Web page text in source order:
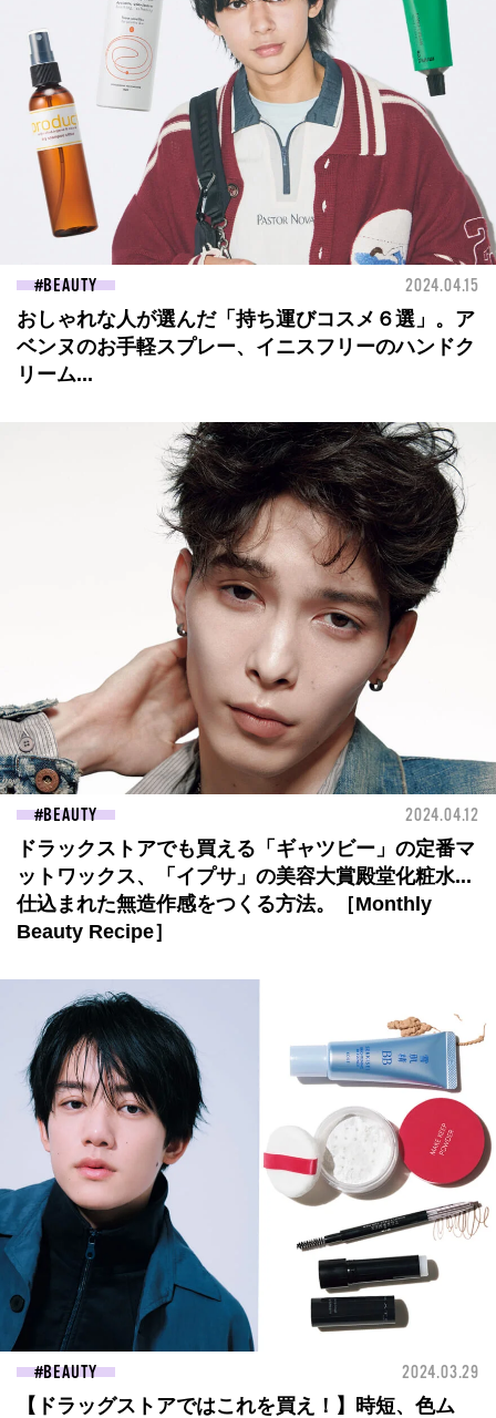
BEAUTY 2024.04.15
おしゃれな人が選んだ「持ち運びコスメ６選」。ア
ベンヌのお手軽スプレー、イニスフリーのハンドク
リーム...
BEAUTY 2024.04.12
ドラックストアでも買える「ギャツビー」の定番マ
ットワックス、「イプサ」の美容大賞殿堂化粧水...
仕込まれた無造作感をつくる方法。［Monthly
Beauty Recipe］
BEAUTY 2024.03.29
【ドラッグストアではこれを買え！】時短、色ム